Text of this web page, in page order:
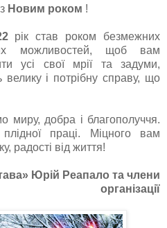
Новим роком !
рік став роком безмежних
можливостей, щоб вам
усі свої мрії та задуми,
велику і потрібну справу, що
миру, добра і благополуччя.
праці. Міцного вам
радості від життя!
Юрій Реапало та члени
організації